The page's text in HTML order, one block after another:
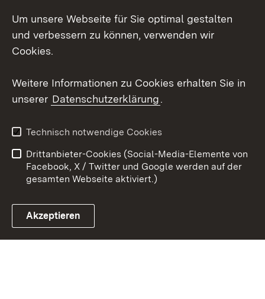
LinkedIn
Link zum Landesportal
Datenschutz
Barrierefreiheit
Impressum
Cookies
Um unsere Webseite für Sie optimal gestalten
und verbessern zu können, verwenden wir
Cookies.
Weitere Informationen zu Cookies erhalten Sie in
unserer Datenschutzerklärung.
Technisch notwendige Cookies
Drittanbieter-Cookies (Social-Media-Elemente von
Facebook, X / Twitter und Google werden auf der
gesamten Webseite aktiviert.)
Akzeptieren